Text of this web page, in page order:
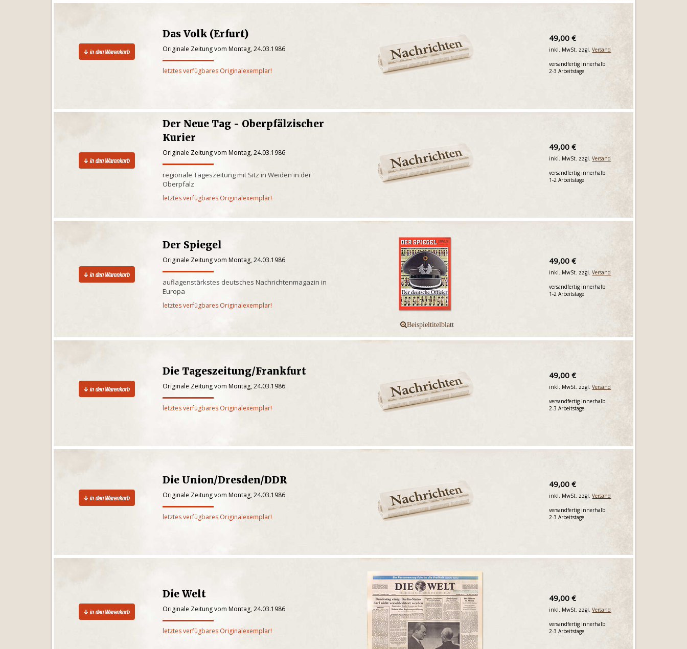
Das Volk (Erfurt)
Originale Zeitung vom Montag, 24.03.1986
letztes verfügbares Originalexemplar!
49,00 €
inkl. MwSt. zzgl.Versand
versandfertig innerhalb
2-3 Arbeitstage
Der Neue Tag - Oberpfälzischer
Kurier
Originale Zeitung vom Montag, 24.03.1986
regionale Tageszeitung mit Sitz in Weiden in der
Oberpfalz
letztes verfügbares Originalexemplar!
49,00 €
inkl. MwSt. zzgl.Versand
versandfertig innerhalb
1-2 Arbeitstage
Der Spiegel
Originale Zeitung vom Montag, 24.03.1986
auflagenstärkstes deutsches Nachrichtenmagazin in
Europa
letztes verfügbares Originalexemplar!
49,00 €
inkl. MwSt. zzgl.Versand
versandfertig innerhalb
1-2 Arbeitstage
Die Tageszeitung/Frankfurt
Originale Zeitung vom Montag, 24.03.1986
letztes verfügbares Originalexemplar!
49,00 €
inkl. MwSt. zzgl.Versand
versandfertig innerhalb
2-3 Arbeitstage
Die Union/Dresden/DDR
Originale Zeitung vom Montag, 24.03.1986
letztes verfügbares Originalexemplar!
49,00 €
inkl. MwSt. zzgl.Versand
versandfertig innerhalb
2-3 Arbeitstage
Die Welt
Originale Zeitung vom Montag, 24.03.1986
letztes verfügbares Originalexemplar!
49,00 €
inkl. MwSt. zzgl.Versand
versandfertig innerhalb
2-3 Arbeitstage